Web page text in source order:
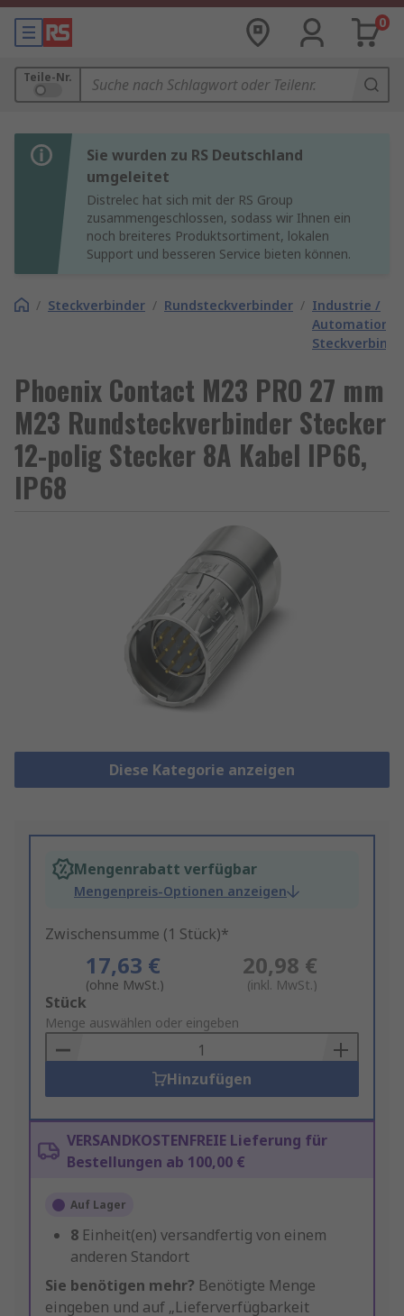
0
Teile-Nr.
Sie wurden zu RS Deutschland
umgeleitet
Distrelec hat sich mit der RS Group
zusammengeschlossen, sodass wir Ihnen ein
noch breiteres Produktsortiment, lokalen
Support und besseren Service bieten können.
/ Steckverbinder / Rundsteckverbinder / Industrie /
Automation
Phoenix Contact M23 PRO 27 mm
M23 Rundsteckverbinder Stecker
12-polig Stecker 8A Kabel IP66,
IP68
Diese Kategorie anzeigen
Mengenrabatt verfügbar
Mengenpreis-Optionen anzeigen
Zwischensumme (1 Stück)*
17,63 €
(ohne MwSt.)
20,98 €
(inkl. MwSt.)
Add
to
Basket
Stück
Menge auswählen oder eingeben
Hinzufügen
VERSANDKOSTENFREIE Lieferung für
Bestellungen ab 100,00 €
Auf Lager
8 Einheit(en) versandfertig von einem
anderen Standort
Sie benötigen mehr? Benötigte Menge
eingeben und auf „Lieferverfügbarkeit